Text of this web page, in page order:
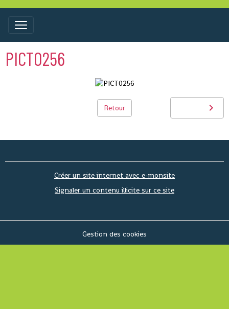
PICT0256
Retour
Créer un site internet avec e-monsite
Signaler un contenu illicite sur ce site
Gestion des cookies